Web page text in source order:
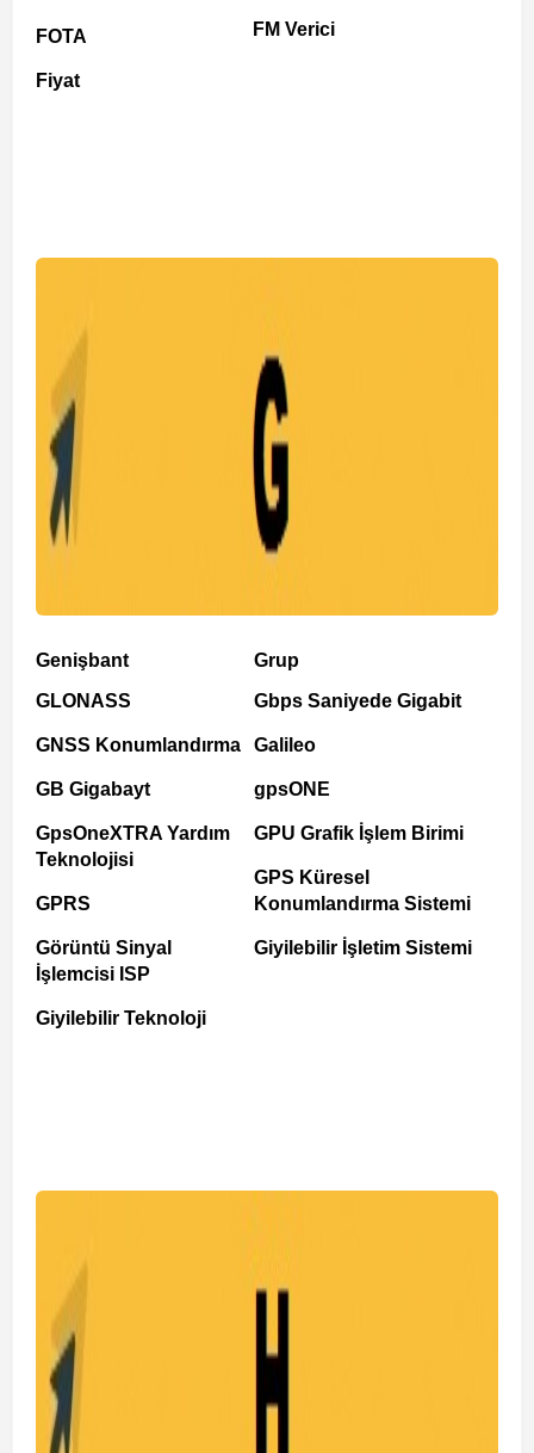
FOTA
Fiyat
FM Verici
Genişbant
GLONASS
GNSS Konumlandırma
GB Gigabayt
GpsOneXTRA Yardım
Teknolojisi
GPRS
Görüntü Sinyal
İşlemcisi ISP
Giyilebilir Teknoloji
Grup
Gbps Saniyede Gigabit
Galileo
gpsONE
GPU Grafik İşlem Birimi
GPS Küresel
Konumlandırma Sistemi
Giyilebilir İşletim Sistemi